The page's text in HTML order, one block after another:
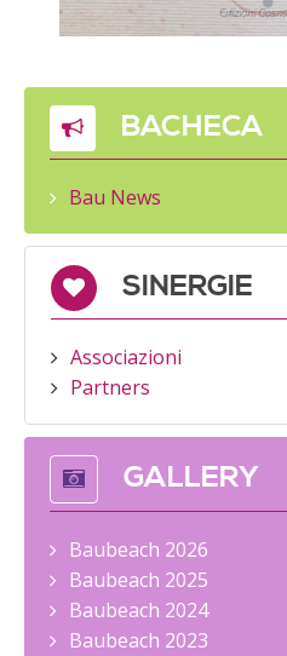
BACHECA
Bau News
SINERGIE
Associazioni
Partners
GALLERY
Baubeach 2026
Baubeach 2025
Baubeach 2024
Baubeach 2023